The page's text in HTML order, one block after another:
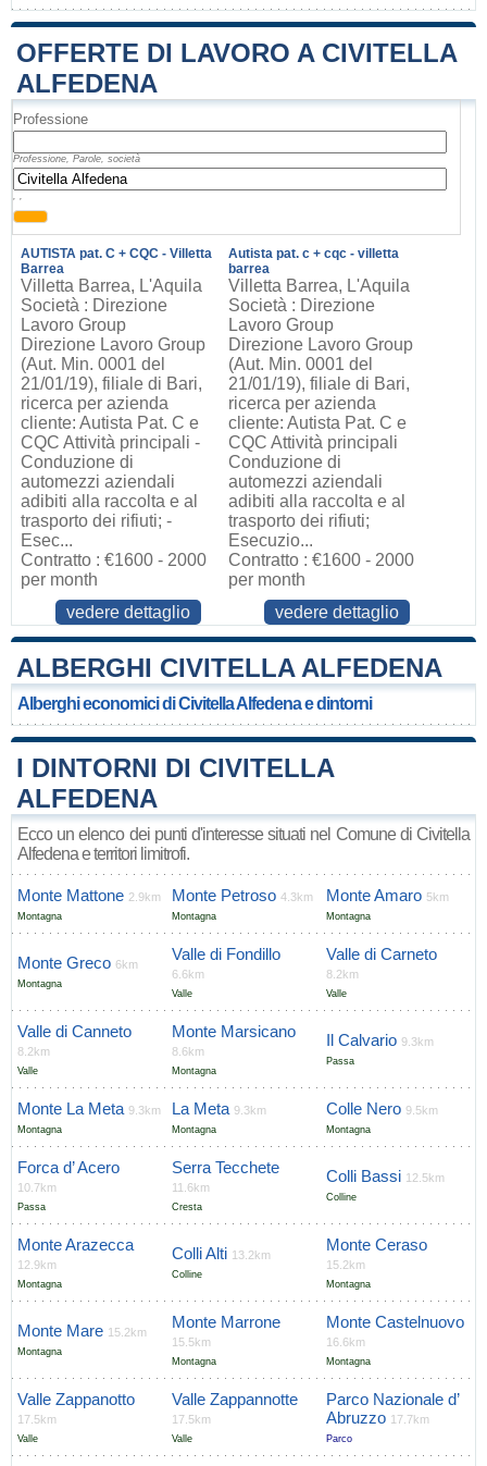
OFFERTE DI LAVORO A CIVITELLA
ALFEDENA
Professione
Professione, Parole, società
, ,
AUTISTA pat. C + CQC - Villetta
Barrea
Villetta Barrea, L'Aquila
Società : Direzione
Lavoro Group
Direzione Lavoro Group
(Aut. Min. 0001 del
21/01/19), filiale di Bari,
ricerca per azienda
cliente: Autista Pat. C e
CQC Attività principali -
Conduzione di
automezzi aziendali
adibiti alla raccolta e al
trasporto dei rifiuti; -
Esec...
Contratto : €1600 - 2000
per month
vedere dettaglio
Autista pat. c + cqc - villetta
barrea
Villetta Barrea, L'Aquila
Società : Direzione
Lavoro Group
Direzione Lavoro Group
(Aut. Min. 0001 del
21/01/19), filiale di Bari,
ricerca per azienda
cliente: Autista Pat. C e
CQC Attività principali
Conduzione di
automezzi aziendali
adibiti alla raccolta e al
trasporto dei rifiuti;
Esecuzio...
Contratto : €1600 - 2000
per month
vedere dettaglio
ALBERGHI CIVITELLA ALFEDENA
Alberghi economici di Civitella Alfedena e dintorni
I DINTORNI DI CIVITELLA
ALFEDENA
Ecco un elenco dei punti d'interesse situati nel Comune di Civitella
Alfedena e territori limitrofi.
Monte Mattone 2.9km
Montagna
Monte Petroso 4.3km
Montagna
Monte Amaro 5km
Montagna
Monte Greco 6km
Montagna
Valle di Fondillo
6.6km
Valle
Valle di Carneto
8.2km
Valle
Valle di Canneto
8.2km
Valle
Monte Marsicano
8.6km
Montagna
Il Calvario 9.3km
Passa
Monte La Meta 9.3km
Montagna
La Meta 9.3km
Montagna
Colle Nero 9.5km
Montagna
Forca d’ Acero
10.7km
Passa
Serra Tecchete
11.6km
Cresta
Colli Bassi 12.5km
Colline
Monte Arazecca
12.9km
Montagna
Colli Alti 13.2km
Colline
Monte Ceraso
15.2km
Montagna
Monte Mare 15.2km
Montagna
Monte Marrone
15.5km
Montagna
Monte Castelnuovo
16.6km
Montagna
Valle Zappanotto
17.5km
Valle
Valle Zappannotte
17.5km
Valle
Parco Nazionale d’
Abruzzo 17.7km
Parco